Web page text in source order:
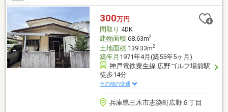
300万円
間取り 4DK
建物面積68.63m2
土地面積139.33m2
築年月 1971年4月(築55年5ヶ月)
神戸電鉄粟生線 広野ゴルフ場前駅
徒歩14分
その他の交通
兵庫県三木市志染町広野６丁目